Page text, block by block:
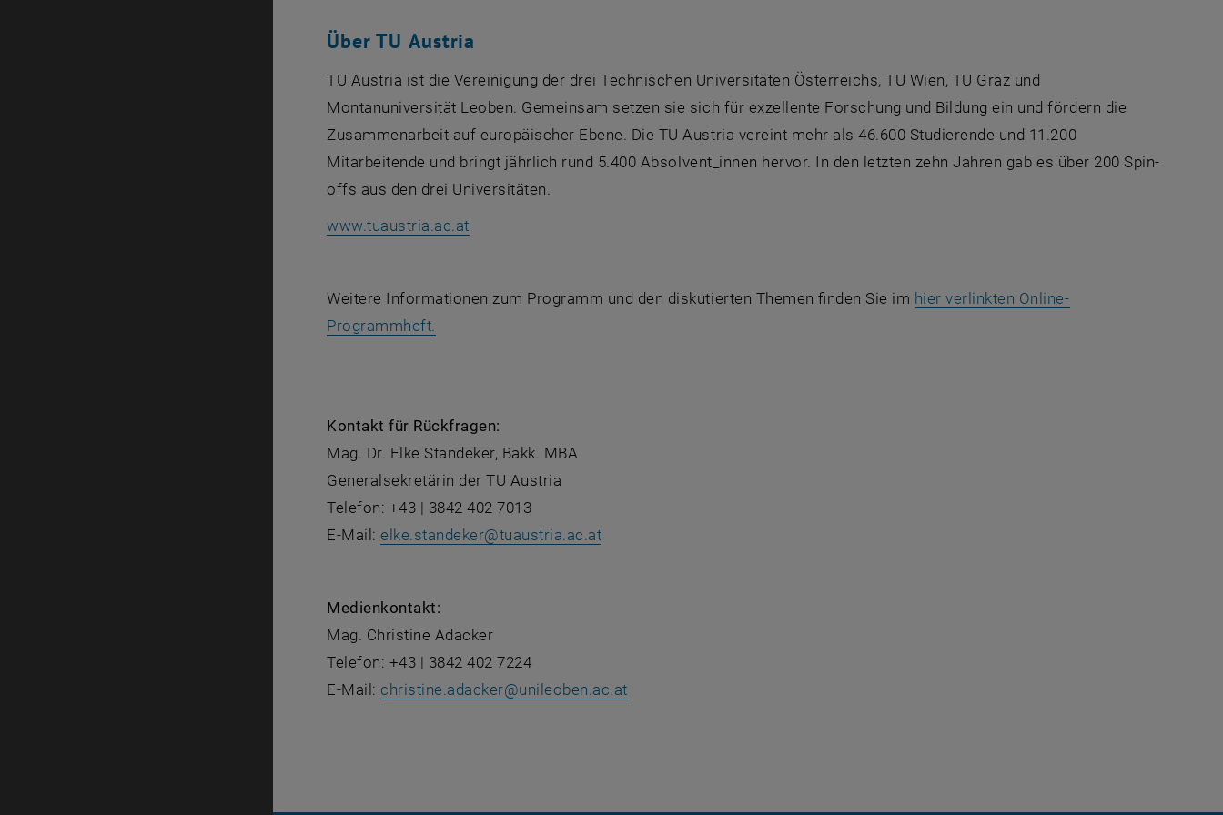
Über TUAustria
TU Austria ist die Vereinigung der drei Technischen Universitäten Österreichs, TU Wien, TU Graz und
Montanuniversität Leoben. Gemeinsam setzen sie sich für exzellente Forschung und Bildung ein und fördern die
Zusammenarbeit auf europäischer Ebene. Die TU Austria vereint mehr als 46.600 Studierende und 11.200
Mitarbeitende und bringt jährlich rund 5.400 Absolvent_innen hervor. In den letzten zehn Jahren gab es über 200 Spin-
offs aus den drei Universitäten.
www.tuaustria .ac.at, öffnet eine externe URL in einem neuen Fenster
Weitere Informationen zum Programm und den diskutierten Themen finden Sie im hier verlinkten Online-
Programmheft.
Kontakt für Rückfragen:
Mag. Dr. Elke Standeker, Bakk. MBA
Generalsekretärin der TU Austria
Telefon: +43 | 3842 402 7013
E-Mail:elke.standeker@tuaustria.ac.at
Medienkontakt:
Mag. Christine Adacker
Telefon: +43 | 3842 402 7224
E-Mail:christine.adacker@unileoben.ac.at